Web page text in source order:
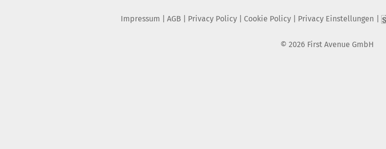
Impressum AGB Privacy Policy| Cookie Policy| Privacy Einstellungen
© 2026 First Avenue GmbH